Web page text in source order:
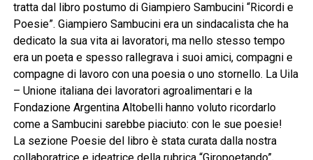
tratta dal libro postumo di Giampiero Sambucini “Ricordi e
Poesie”. Giampiero Sambucini era un sindacalista che ha
dedicato la sua vita ai lavoratori, ma nello stesso tempo
era un poeta e spesso rallegrava i suoi amici, compagni e
compagne di lavoro con una poesia o uno stornello. La Uila
– Unione italiana dei lavoratori agroalimentari e la
Fondazione Argentina Altobelli hanno voluto ricordarlo
come a Sambucini sarebbe piaciuto: con le sue poesie!
La sezione Poesie del libro è stata curata dalla nostra